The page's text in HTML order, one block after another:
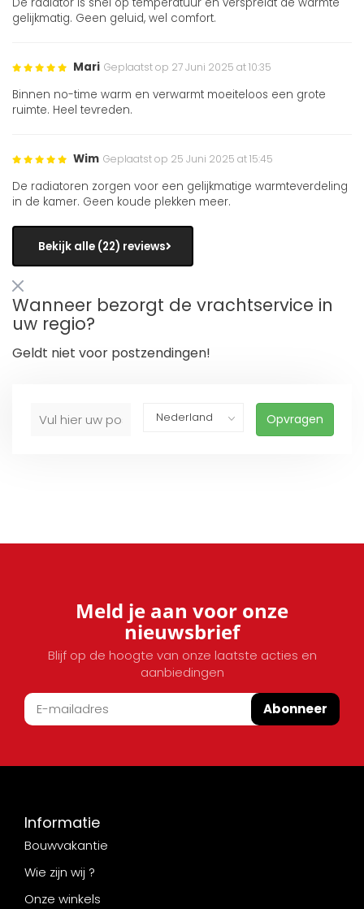
De radiator is snel op temperatuur en verspreidt de warmte
gelijkmatig. Geen geluid, wel comfort.
Mari Geplaatst op 27 Juni 2025 at 10:35
Binnen no-time warm en verwarmt moeiteloos een grote
ruimte. Heel tevreden.
Wim Geplaatst op 25 Juni 2025 at 15:45
De radiatoren zorgen voor een gelijkmatige warmteverdeling
in de kamer. Geen koude plekken meer.
Bekijk alle (22) reviews
Wanneer bezorgt de vrachtservice in
uw regio?
Geldt niet voor postzendingen!
Opvragen
Meld je aan voor onze
nieuwsbrief
Blijf op de hoogte van onze laatste acties en
aanbiedingen
Abonneer
Informatie
Bouwvakantie
Wie zijn wij ?
Onze winkels